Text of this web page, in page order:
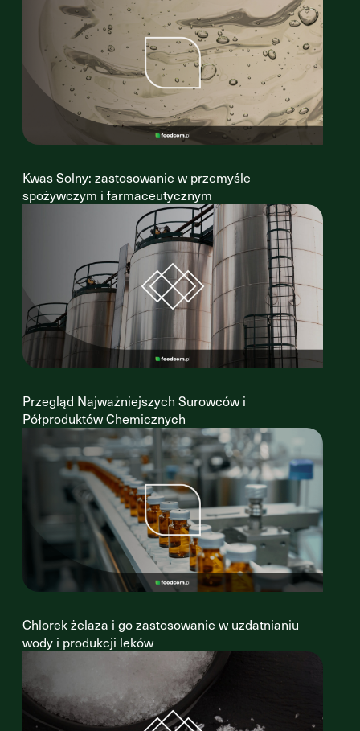
Kwas Solny: zastosowanie w przemyśle
spożywczym i farmaceutycznym
Przegląd Najważniejszych Surowców i
Półproduktów Chemicznych
Chlorek żelaza i go zastosowanie w uzdatnianiu
wody i produkcji leków